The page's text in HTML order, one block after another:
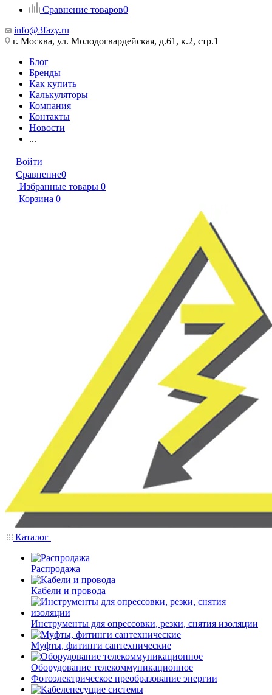
Сравнение товаров0
info@3fazy.ru
г. Москва, ул. Молодогвардейская, д.61, к.2, стр.1
Блог
Бренды
Как купить
Калькуляторы
Компания
Контакты
Новости
...
Войти
Сравнение0
Избранные товары 0
Корзина 0
Каталог
Распродажа
Кабели и провода
Инструменты для опрессовки, резки, снятия изоляции
Муфты, фитинги сантехнические
Оборудование телекоммуникационное
Фотоэлектрическое преобразование энергии